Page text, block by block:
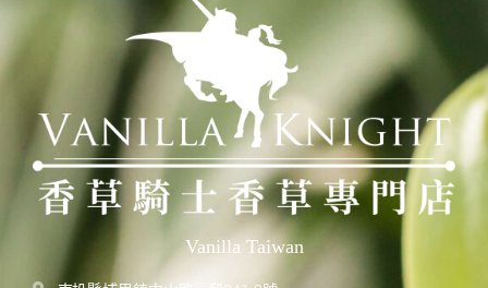
Vanilla Taiwan